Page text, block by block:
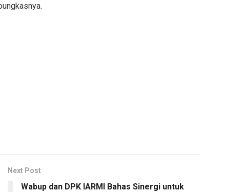
Next Post
Wabup dan DPK IARMI Bahas Sinergi untuk